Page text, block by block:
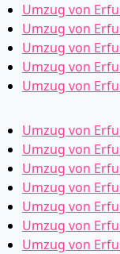
Umzug von
Umzug von
Umzug von
Umzug von
Umzug von
Umzug von
Umzug von
Umzug von
Umzug von
Umzug von
Umzug von
Umzug von